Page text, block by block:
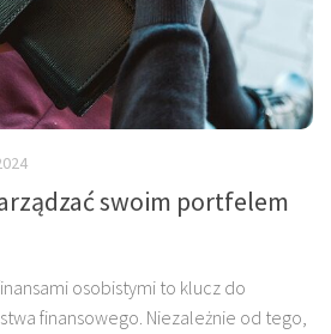
swoim portfelem
osobistymi to klucz do
finansowego. Niezależnie od tego,